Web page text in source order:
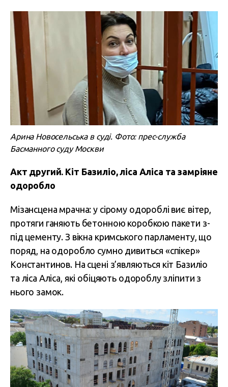
Арина Новосельська в суді. Фото: прес-служба
Басманного суду Москви
Акт другий. Кіт Базиліо, ліса Аліса та замріяне
одоробло
Мізансцена мрачна: у сірому одороблі виє вітер,
протяги ганяють бетонною коробкою пакети з-
під цементу. З вікна кримського парламенту, що
поряд, на одоробло сумно дивиться «спікер»
Константинов. На сцені з’являються кіт Базиліо
та ліса Аліса, які обіцяють одороблу зліпити з
нього замок.